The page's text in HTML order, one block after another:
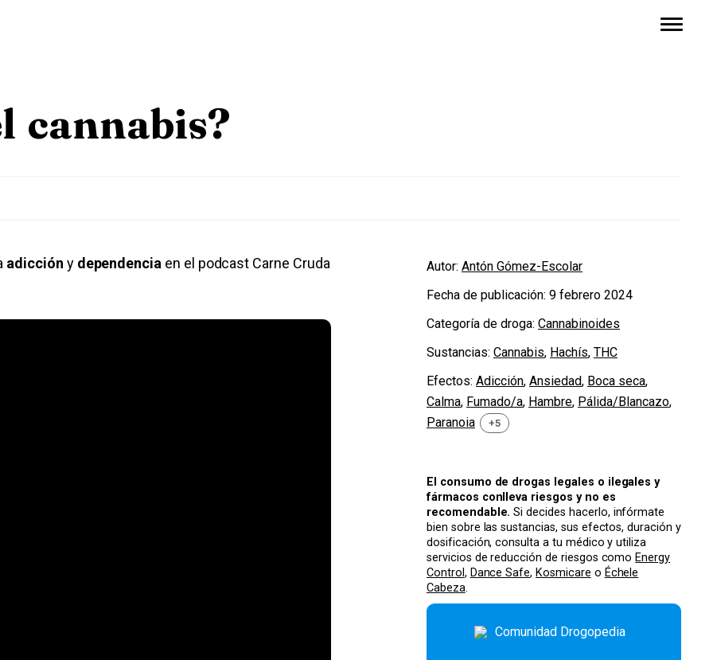
cannabis?
adicción y dependencia en el podcast Carne Cruda
Autor: Antón Gómez-Escolar
Fecha de publicación: 9 febrero 2024
Categoría de droga: Cannabinoides
Sustancias: Cannabis, Hachís, THC
Efectos: Adicción, Ansiedad, Boca seca,
Calma, Fumado/a, Hambre, Pálida/Blancazo,
Paranoia
+5
El consumo de drogas legales o ilegales y
fármacos conlleva riesgos y no es
recomendable. Si decides hacerlo, infórmate
bien sobre las sustancias, sus efectos, duración y
dosificación, consulta a tu médico y utiliza
servicios de reducción de riesgos como Energy
Control , Dance Safe, Kosmicare o Échele
Cabeza.